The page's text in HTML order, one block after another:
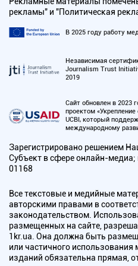
рекламы" и "Политическая
В 2025 году работу
Независимая
Journalism Trust
2019
Сайт обновлен в 2023
проектом
UCBI, который
международному
Зарегистрировано решением
Субъект в сфере онлайн-
01168
Все текстовые и медийные
авторскими правами в
законодательством.
размещенных на сайте,
1kr.ua. Она должна быть
или частичного
изданий обязательна прямая,